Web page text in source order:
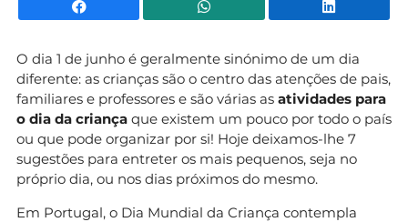
Facebook WhatsApp
O dia 1 de junho é geralmente sinónimo de um dia
diferente: as crianças são o centro das atenções de pais,
familiares e professores e são várias as atividades para
o dia da criança que existem um pouco por todo o país
ou que pode organizar por si! Hoje deixamos-lhe 7
sugestões para entreter os mais pequenos, seja no
próprio dia, ou nos dias próximos do mesmo.
Em Portugal, o Dia Mundial da Criança contempla